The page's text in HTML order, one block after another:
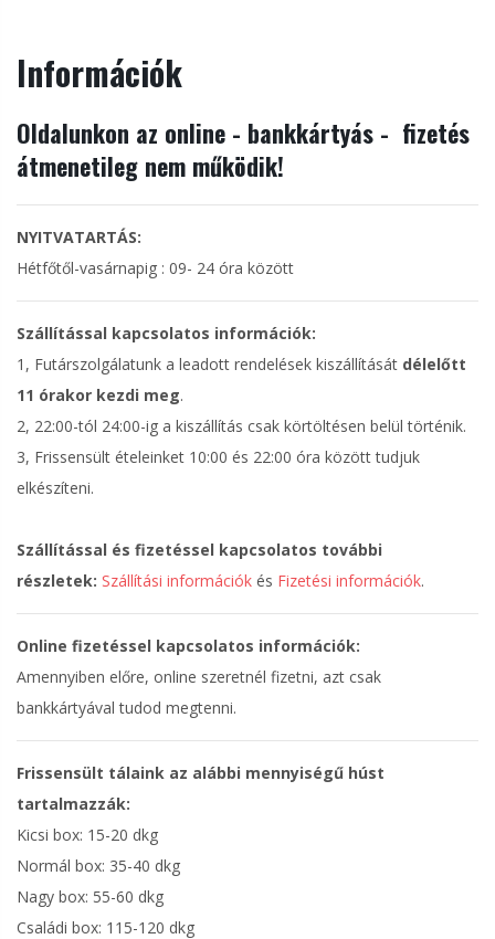
Információk
Oldalunkon az online - bankkártyás - fizetés
átmenetileg nem működik!
NYITVATARTÁS:
Hétfőtől-vasárnapig : 09- 24 óra között
Szállítással kapcsolatos információk:
1, Futárszolgálatunk a leadott rendelések kiszállítását délelőtt
11 órakor kezdi meg.
2, 22:00-tól 24:00-ig a kiszállítás csak körtöltésen belül történik.
3, Frissensült ételeinket 10:00 és 22:00 óra között tudjuk
elkészíteni.
Szállítással és fizetéssel kapcsolatos további
részletek: Szállítási információk és Fizetési információk.
Online fizetéssel kapcsolatos információk:
Amennyiben előre, online szeretnél fizetni, azt csak
bankkártyával tudod megtenni.
Frissensült tálaink az alábbi mennyiségű húst
tartalmazzák:
Kicsi box: 15-20 dkg
Normál box: 35-40 dkg
Nagy box: 55-60 dkg
Családi box: 115-120 dkg